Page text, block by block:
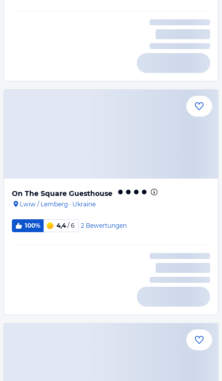
On The Square Guesthouse
Lwiw / Lemberg · Ukraine
100% 4,4/ 6 2 Bewertungen